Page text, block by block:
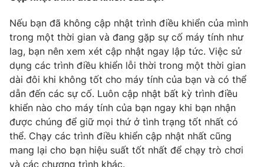
® Cấm sao chép dưới mọi hình thức nếu không có sự chấp
thuận bằng văn bản. Ghi rõ nguồn VTV.vn khi phát hành lại
thông tin từ website này.
Nếu bạn đã không cập nhật trình điều khiển của mình
trong một thời gian và đang gặp sự cố máy tính như
lag, bạn nên xem xét cập nhật ngay lập tức. Việc sử
dụng các trình điều khiển lỗi thời trong một thời gian
dài đôi khi không tốt cho máy tính của bạn và có thể
dẫn đến các sự cố. Luôn cập nhật bất kỳ trình điều
khiển nào cho máy tính của bạn ngay khi bạn nhận
được chúng để giữ mọi thứ ở tình trạng tốt nhất có
thể. Chạy các trình điều khiển cập nhật nhất cũng
mang lại cho bạn hiệu suất tốt nhất để chạy trò chơi
và các chương trình khác.